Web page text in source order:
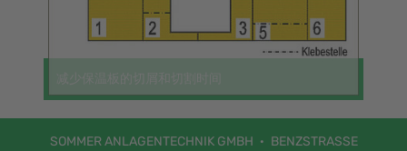
SOMMER ANLAGEN­TECHNIK GMBH
BENZ­STRASSE 1